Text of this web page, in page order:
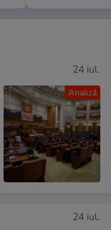
Analiză
24 iul.
24 iul.